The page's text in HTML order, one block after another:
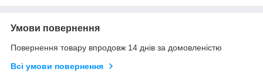
Умови повернення
Повернення товару впродовж 14 днів за домовленістю
Всі умови повернення